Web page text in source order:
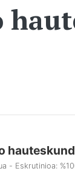
- Eskrutinioa: